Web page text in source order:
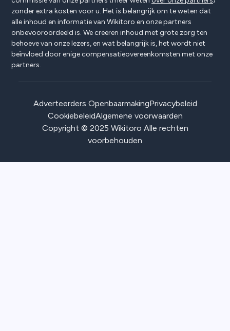
zonder extra kosten voor u. Het is belangrijk om te weten dat
alle inhoud en informatie van Wikitoro en onze partners
onbevooroordeeld is. We creëren inhoud met grote zorg ten
behoeve van onze lezers, en wat belangrijk is, het wordt niet
beïnvloed door enige compensatieovereenkomsten met onze
partners.
Copyright © 2025 Wikitoro Alle rechten
voorbehouden
Adverteerders OpenbaarmakingPrivacybeleid
CookiebeleidAlgemene voorwaarden